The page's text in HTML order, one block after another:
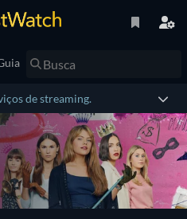
de streaming.